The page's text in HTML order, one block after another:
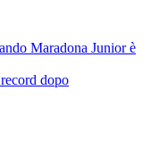
Maradona Junior è
dopo